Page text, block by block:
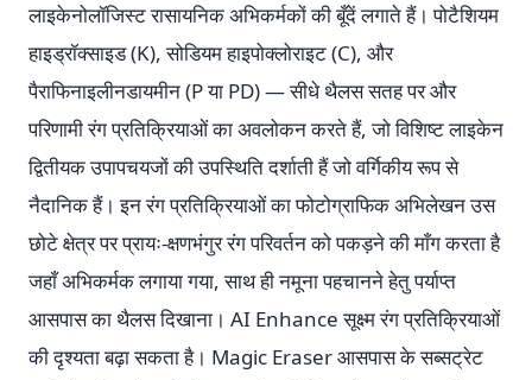
लाइकेनोलॉजिस्ट रासायनिक अभिकर्मकों की बूँदें लगाते हैं। पोटैशियम
हाइड्रॉक्साइड (K), सोडियम हाइपोक्लोराइट (C), और
पैराफिनाइलीनडायमीन (P या PD) — सीधे थैलस सतह पर और
परिणामी रंग प्रतिक्रियाओं का अवलोकन करते हैं, जो विशिष्ट लाइकेन
द्वितीयक उपापचयजों की उपस्थिति दर्शाती हैं जो वर्गिकीय रूप से
नैदानिक हैं। इन रंग प्रतिक्रियाओं का फोटोग्राफिक अभिलेखन उस
छोटे क्षेत्र पर प्रायः-क्षणभंगुर रंग परिवर्तन को पकड़ने की माँग करता है
जहाँ अभिकर्मक लगाया गया, साथ ही नमूना पहचानने हेतु पर्याप्त
आसपास का थैलस दिखाना। AI Enhance सूक्ष्म रंग प्रतिक्रियाओं
की दृश्यता बढ़ा सकता है। Magic Eraser आसपास के सब्सट्रेट